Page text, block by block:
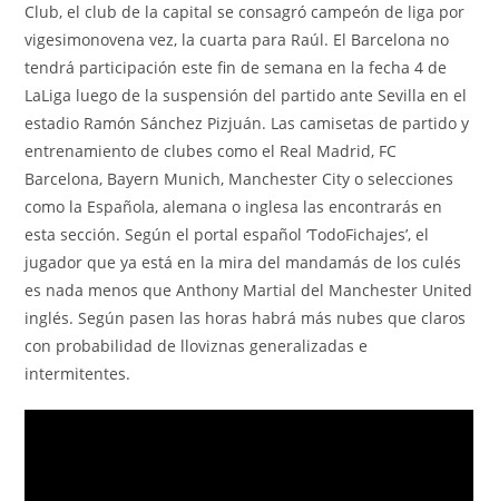
Club, el club de la capital se consagró campeón de liga por
vigesimonovena vez, la cuarta para Raúl. El Barcelona no
tendrá participación este fin de semana en la fecha 4 de
LaLiga luego de la suspensión del partido ante Sevilla en el
estadio Ramón Sánchez Pizjuán. Las camisetas de partido y
entrenamiento de clubes como el Real Madrid, FC
Barcelona, Bayern Munich, Manchester City o selecciones
como la Española, alemana o inglesa las encontrarás en
esta sección. Según el portal español ‘TodoFichajes’, el
jugador que ya está en la mira del mandamás de los culés
es nada menos que Anthony Martial del Manchester United
inglés. Según pasen las horas habrá más nubes que claros
con probabilidad de lloviznas generalizadas e
intermitentes.